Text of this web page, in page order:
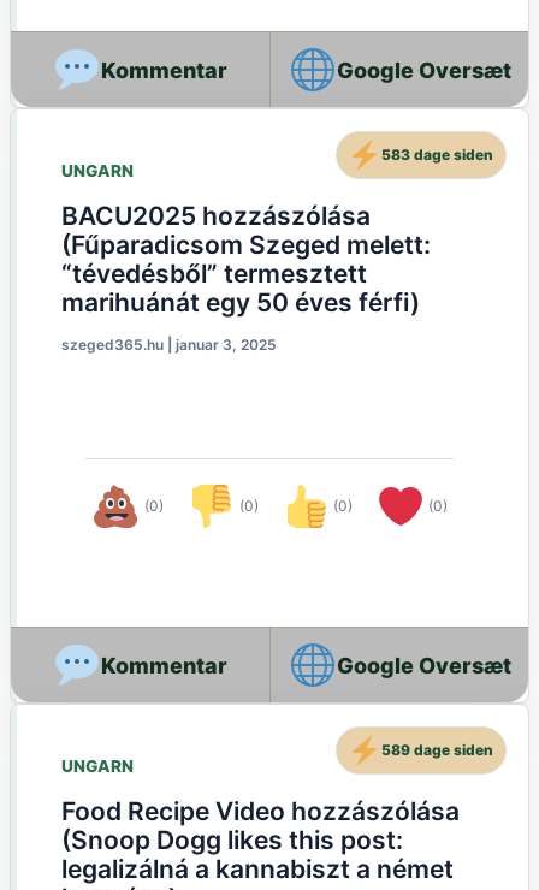
Google Oversæt
UNGARN
BACU2025 hozzászólása
(Fűparadicsom Szeged melett:
“tévedésből” termesztett
marihuánát egy 50 éves férfi)
szeged365.hu januar 3, 2025
(0) (0) (0) (0)
583 dage siden
Google Oversæt
UNGARN
Food Recipe Video hozzászólása
(Snoop Dogg likes this post:
legalizálná a kannabiszt a német
589 dage siden